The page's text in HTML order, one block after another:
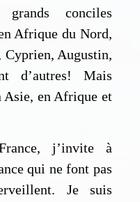
conciles
Afrique du Nord,
Cyprien, Augustin,
d’autres! Mais
Asie, en Afrique et
j’invite à
qui ne font pas
Je suis